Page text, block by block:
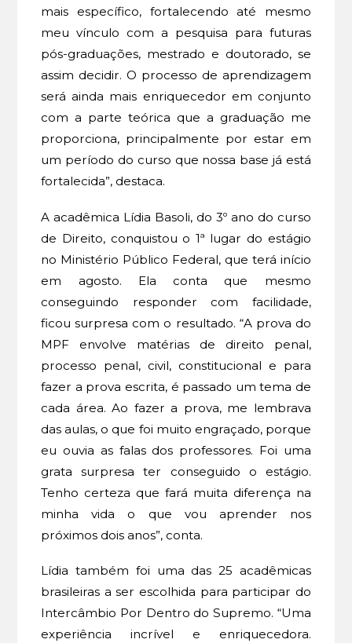
mais específico, fortalecendo até mesmo
meu vínculo com a pesquisa para futuras
pós-graduações, mestrado e doutorado, se
assim decidir. O processo de aprendizagem
será ainda mais enriquecedor em conjunto
com a parte teórica que a graduação me
proporciona, principalmente por estar em
um período do curso que nossa base já está
fortalecida”, destaca.
A acadêmica Lídia Basoli, do 3º ano do curso
de Direito, conquistou o 1ª lugar do estágio
no Ministério Público Federal, que terá início
em agosto. Ela conta que mesmo
conseguindo responder com facilidade,
ficou surpresa com o resultado. “A prova do
MPF envolve matérias de direito penal,
processo penal, civil, constitucional e para
fazer a prova escrita, é passado um tema de
cada área. Ao fazer a prova, me lembrava
das aulas, o que foi muito engraçado, porque
eu ouvia as falas dos professores. Foi uma
grata surpresa ter conseguido o estágio.
Tenho certeza que fará muita diferença na
minha vida o que vou aprender nos
próximos dois anos”, conta.
Lídia também foi uma das 25 acadêmicas
brasileiras a ser escolhida para participar do
Intercâmbio Por Dentro do Supremo. “Uma
experiência incrível e enriquecedora.